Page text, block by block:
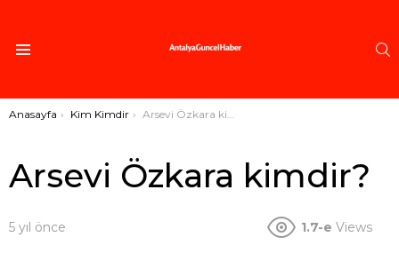
Buradasınız:
Anasayfa Kim Kimdir Arsevi Özkara kimdir?
Arsevi Özkara kimdir?
5 yıl önce 1.7-e Views